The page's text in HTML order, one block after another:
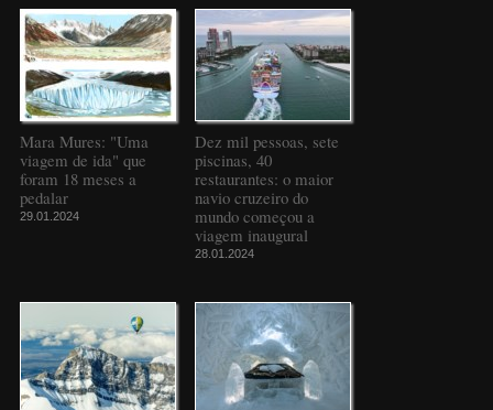
Mara Mures: "Uma
viagem de ida" que
foram 18 meses a
pedalar
29.01.2024
Dez mil pessoas, sete
piscinas, 40
restaurantes: o maior
navio cruzeiro do
mundo começou a
viagem inaugural
28.01.2024